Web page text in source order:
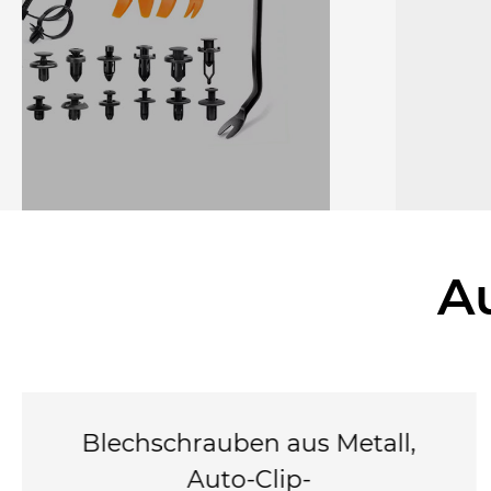
Auto-Clips-
aus Metall,
Autodach